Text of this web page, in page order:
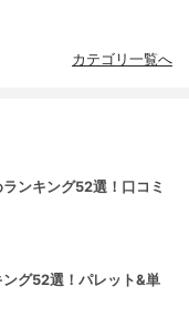
カテゴリ一覧へ
ンキング52選！口コミ
グ52選！パレット&単